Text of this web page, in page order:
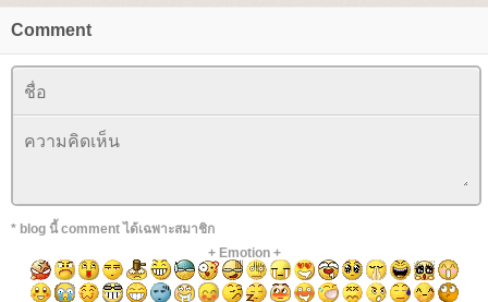
Comment
* blog นี้ comment ได้เฉพาะสมาชิก
+ Emotion+